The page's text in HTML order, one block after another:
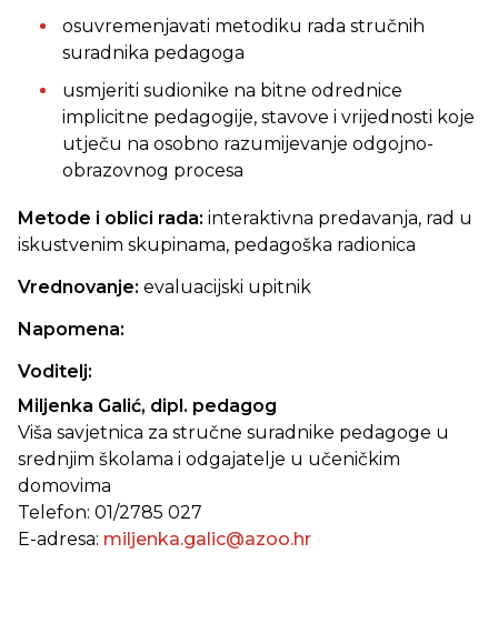
osuvremenjavati metodiku rada stručnih
suradnika pedagoga
usmjeriti sudionike na bitne odrednice
implicitne pedagogije, stavove i vrijednosti koje
utječu na osobno razumijevanje odgojno-
obrazovnog procesa
Metode i oblici rada: interaktivna predavanja, rad u
iskustvenim skupinama, pedagoška radionica
Vrednovanje: evaluacijski upitnik
Napomena:
Voditelj:
Miljenka Galić, dipl. pedagog
Viša savjetnica za stručne suradnike pedagoge u
srednjim školama i odgajatelje u učeničkim
domovima
Telefon: 01/2785 027
E-adresa: miljenka.galic@azoo.hr